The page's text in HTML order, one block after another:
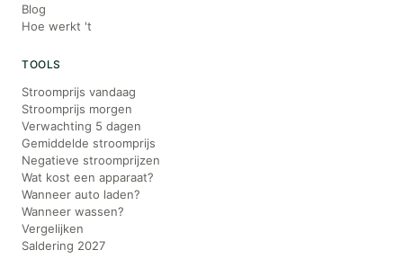
Blog
Hoe werkt 't
TOOLS
Stroomprijs vandaag
Stroomprijs morgen
Verwachting 5 dagen
Gemiddelde stroomprijs
Negatieve stroomprijzen
Wat kost een apparaat?
Wanneer auto laden?
Wanneer wassen?
Vergelijken
Saldering 2027